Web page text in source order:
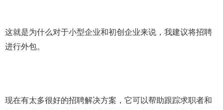
这就是为什么对于小型企业和初创企业来说，我建议将招聘
进行外包。
现在有太多很好的招聘解决方案，它可以帮助跟踪求职者和